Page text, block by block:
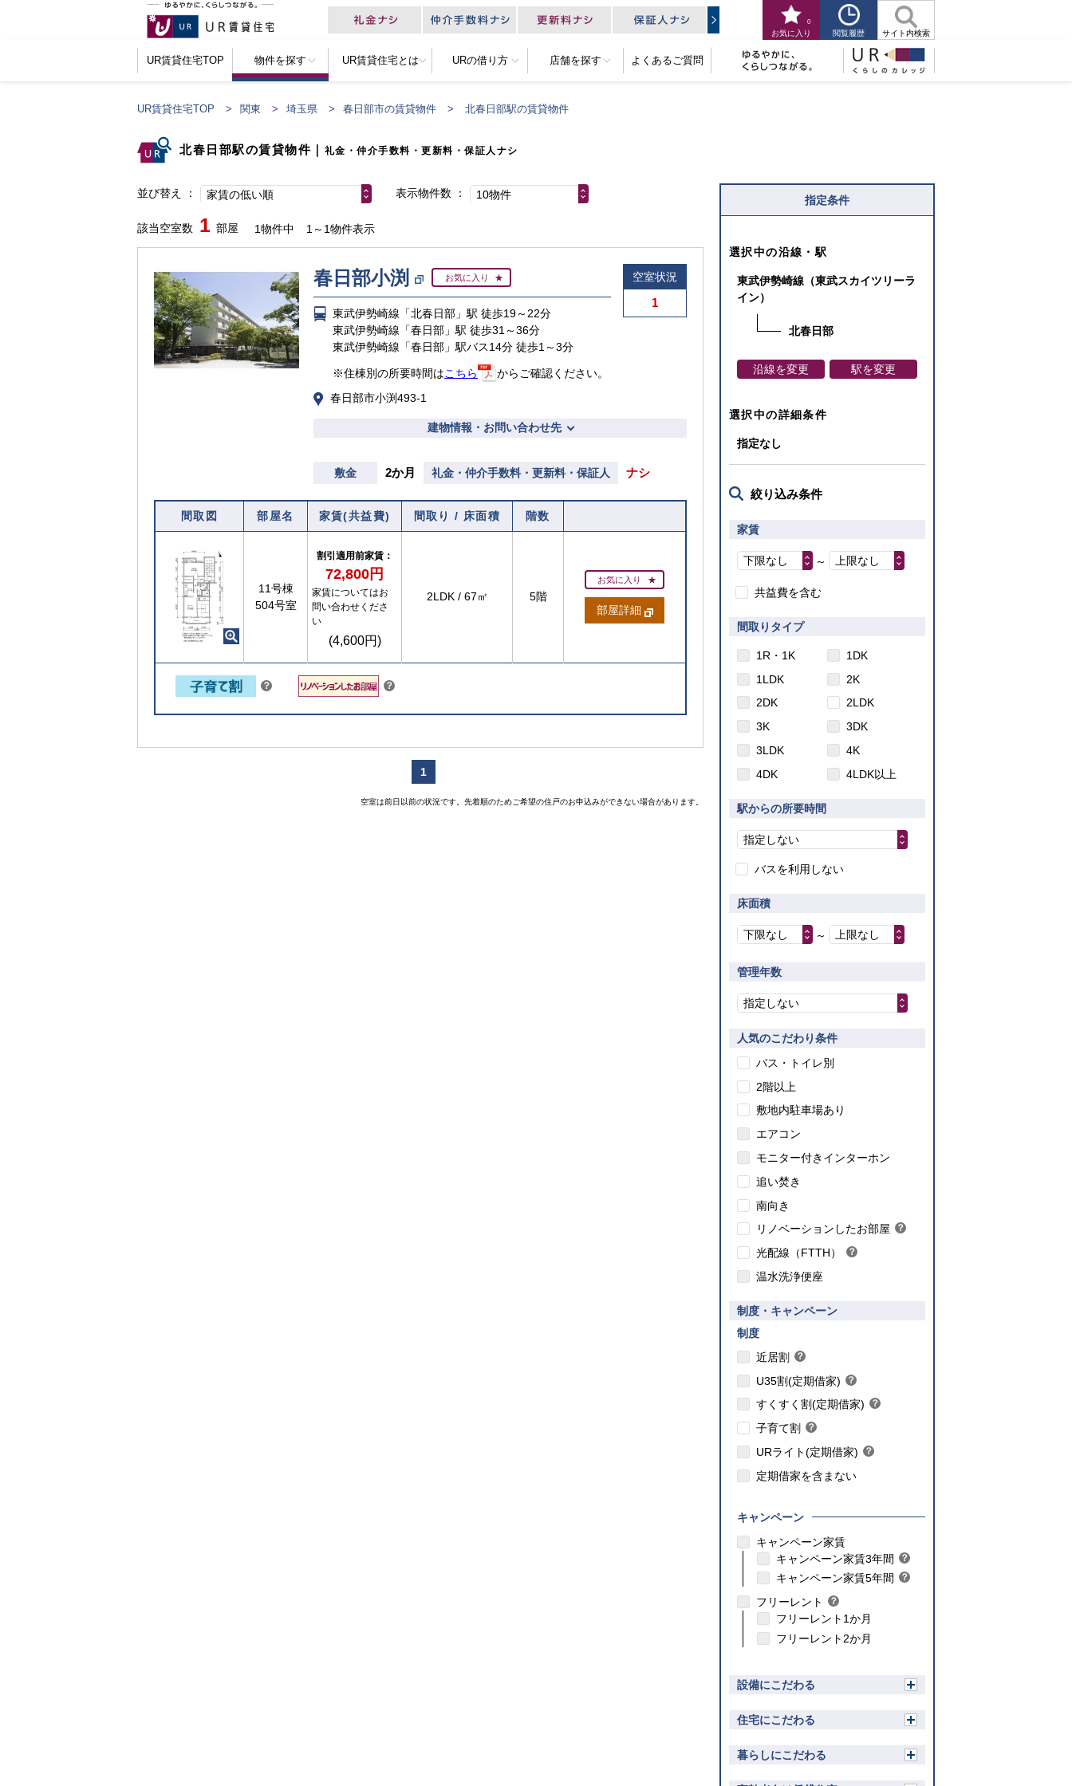
お気に入り
0
閲覧履歴 サイト内検索
UR賃貸住宅TOP 物件を探す UR賃貸住宅とは URの借り方 店舗を探す よくあるご質問
UR賃貸住宅TOP 関東 埼玉県 春日部市の賃貸物件 北春日部駅の賃貸物件
北春日部駅の賃貸物件 ｜ 礼金・仲介手数料・更新料・保証人ナシ
並び替え 家賃の低い順 表示物件数 10物件
該当空室数 1 部屋 1物件中 1～1物件表示
春日部小渕 お気に入り
東武伊勢崎線「北春日部」駅 徒歩19～22分
東武伊勢崎線「春日部」駅 徒歩31～36分
東武伊勢崎線「春日部」駅バス14分 徒歩1～3分
※住棟別の所要時間はこちら
からご確認ください。
春日部市小渕493-1
空室状況
1
建物情報・お問い合わせ先
敷金 2か月 礼金・仲介手数料・更新料・保証人 ナシ
間取図 部屋名 家賃(共益費) 間取り / 床面積 階数
11号棟
504号室
割引適用前家賃：
72,800円
家賃についてはお
問い合わせくださ
い
(4,600円)
2LDK / 67㎡ 5階
お気に入り
部屋詳細
？
ン
【ご入居要件あり】子育て世帯や新婚世帯
の方限定
こちら
？
こちら
1
空室は前日以前の状況です。先着順のためご希望の住戸のお申込みができない場合があります。
指定条件
選択中の沿線・駅
東武伊勢崎線（東武スカイツリーラ
イン）
北春日部
沿線を変更 駅を変更
選択中の詳細条件
指定なし
絞り込み条件
家賃
下限なし ～ 上限なし
共益費を含む
間取りタイプ
1R・1K
1DK
1LDK
2K
2DK
2LDK
3K
3DK
3LDK
4K
4DK
4LDK以上
駅からの所要時間
指定しない
バスを利用しない
床面積
下限なし ～ 上限なし
管理年数
指定しない
人気のこだわり条件
バス・トイレ別
2階以上
敷地内駐車場あり
エアコン
モニター付きインターホン
追い焚き
南向き
リノベーションしたお部屋 ？
光配線（FTTH） ？
賃貸住宅のインターネット対応について
温水洗浄便座
制度・キャンペーン
制度
近居割
？
ン
ト
こちら
U35割(定期借家) ？
ン
【ご入居要件あり】35歳以下の方限定
こちら
すくすく割(定期借家) ？
ト
【ご入居要件あり】満18歳未満のお子様を
扶養、もしくはご妊娠されている方限定
こちら
子育て割 ？
ン
ト
【ご入居要件あり】子育て世帯や新婚世帯
こちら
URライト(定期借家) ？
こちら
定期借家を含まない
キャンペーン
キャンペーン家賃
キャンペーン家賃3年間 ？
ヒ
キャンペーン家賃5年間 ？
こちら
フリーレント ？
ヒ
ト
こちら
フリーレント1か月
フリーレント2か月
設備にこだわる
く住宅にこだわる
く暮らしにこだわる